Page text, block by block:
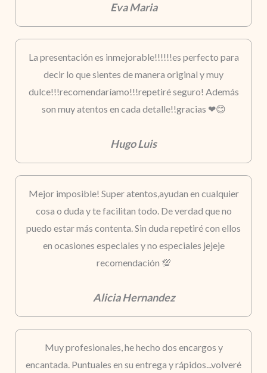
Eva Maria
La presentación es inmejorable!!!!!!es perfecto para
decir lo que sientes de manera original y muy
dulce!!!recomendaríamo!!!repetiré seguro! Además
son muy atentos en cada detalle!!gracias ❤😊
Hugo Luis
Mejor imposible! Super atentos,ayudan en cualquier
cosa o duda y te facilitan todo. De verdad que no
puedo estar más contenta. Sin duda repetiré con ellos
en ocasiones especiales y no especiales jejeje
recomendación 💯
Alicia Hernandez
Muy profesionales, he hecho dos encargos y
encantada. Puntuales en su entrega y rápidos...volveré